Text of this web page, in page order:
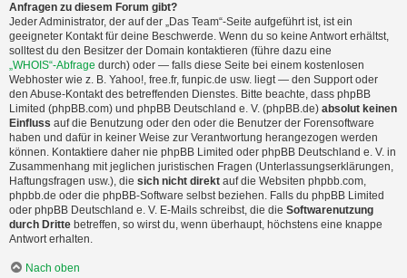
Anfragen zu diesem Forum gibt?
Jeder Administrator, der auf der „Das Team“-Seite aufgeführt ist, ist ein
geeigneter Kontakt für deine Beschwerde. Wenn du so keine Antwort erhältst,
solltest du den Besitzer der Domain kontaktieren (führe dazu eine
„WHOIS“-Abfrage durch) oder — falls diese Seite bei einem kostenlosen
Webhoster wie z. B. Yahoo!, free.fr, funpic.de usw. liegt — den Support oder
den Abuse-Kontakt des betreffenden Dienstes. Bitte beachte, dass phpBB
Limited (phpBB.com) und phpBB Deutschland e. V. (phpBB.de) absolut keinen
Einfluss auf die Benutzung oder den oder die Benutzer der Forensoftware
haben und dafür in keiner Weise zur Verantwortung herangezogen werden
können. Kontaktiere daher nie phpBB Limited oder phpBB Deutschland e. V. in
Zusammenhang mit jeglichen juristischen Fragen (Unterlassungserklärungen,
Haftungsfragen usw.), die sich nicht direkt auf die Websiten phpbb.com,
phpbb.de oder die phpBB-Software selbst beziehen. Falls du phpBB Limited
oder phpBB Deutschland e. V. E-Mails schreibst, die die Softwarenutzung
durch Dritte betreffen, so wirst du, wenn überhaupt, höchstens eine knappe
Antwort erhalten.
Nach oben